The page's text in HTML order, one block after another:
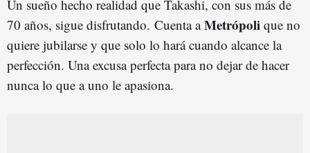
Un sueño hecho realidad que Takashi, con sus más de
70 años, sigue disfrutando. Cuenta aMetrópoli que no
quiere jubilarse y que solo lo hará cuando alcance la
perfección. Una excusa perfecta para no dejar de hacer
nunca lo que a uno le apasiona.